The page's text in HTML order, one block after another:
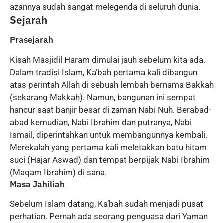
azannya sudah sangat melegenda di seluruh dunia.
Sejarah
Prasejarah
Kisah Masjidil Haram dimulai jauh sebelum kita ada.
Dalam tradisi Islam, Ka’bah pertama kali dibangun
atas perintah Allah di sebuah lembah bernama Bakkah
(sekarang Makkah). Namun, bangunan ini sempat
hancur saat banjir besar di zaman Nabi Nuh. Berabad-
abad kemudian, Nabi Ibrahim dan putranya, Nabi
Ismail, diperintahkan untuk membangunnya kembali.
Merekalah yang pertama kali meletakkan batu hitam
suci (Hajar Aswad) dan tempat berpijak Nabi Ibrahim
(Maqam Ibrahim) di sana.
Masa Jahiliah
Sebelum Islam datang, Ka’bah sudah menjadi pusat
perhatian. Pernah ada seorang penguasa dari Yaman